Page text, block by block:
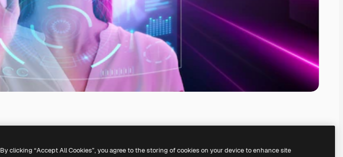
By clicking “Accept All Cookies”, you agree to the storing of cookies on your device to enhance site